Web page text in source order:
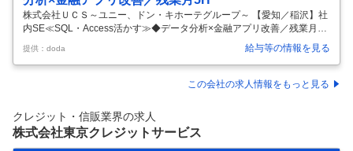
株式会社ＵＣＳ～ユニー、ドン・キホーテグループ～ 【愛知／稲沢】社
内SE≪SQL・Access活かす≫◆データ分析×金融アプリ改善／残業月5H
【仕事内容】 【愛知／稲沢】社内SE≪SQL・Access活かす≫◆データ
分析×金融アプリ改善／残業月5H 【具体的な仕事内容】 ★SQL／Acces
sスキルを活かし、データ分析×アプリ改善に携われる社内SEポジション
★ドン・キホーテグループの安定基盤×300万人規模サービスに関与 ★
へステップアップ可能 ■募集背景 クレジットカードサービスの内製化を
進めており、 データ活用やアプリ
提供：doda 給与等の情報を見る
この会社の求人情報をもっと見る
クレジット・信販業界の求人
株式会社東京クレジットサービス